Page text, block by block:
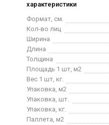
характеристики
Формат, см.
Кол-во лиц
Ширина
Длина
Толщина
Площадь 1 шт, м2
Вес 1 шт, кг.
Упаковка, м2
Упаковка, шт.
Упаковка, кг.
Паллета, м2